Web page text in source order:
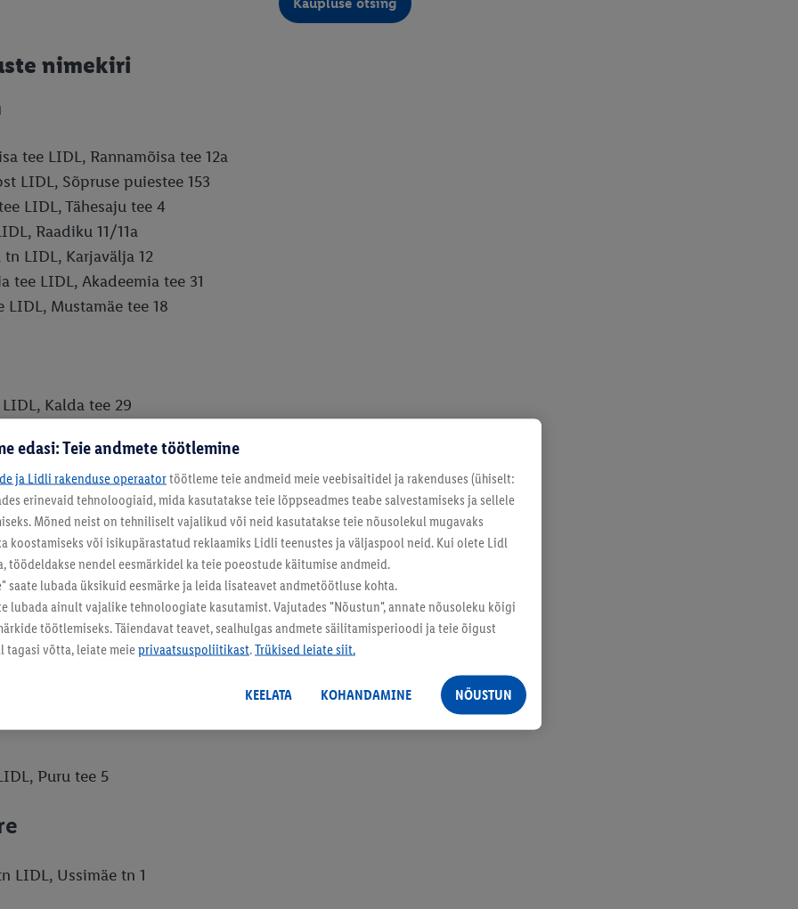
nimekiri
tee LIDL, Rannamõisa tee 12a
LIDL, Sõpruse puiestee 153
LIDL, Tähesaju tee 4
Raadiku 11/11a
tn LIDL, Karjavälja 12
tee LIDL, Akadeemia tee 31
LIDL, Mustamäe tee 18
Kalda tee 29
Optika tn 21, Räni alevik
Riia mnt 106
LIDL, Tallinna mnt 7
Puru tee 5
LIDL, Ussimäe tn 1
edasi: Teie andmete töötlemine
ja Lidli rakenduse operaatortöötleme teie andmeid meie veebisaitidel ja rakenduses (ühiselt:
erinevaid tehnoloogiaid, mida kasutatakse teie lõppseadmes teabe salvestamiseks ja sellele
Mõned neist on tehniliselt vajalikud või neid kasutatakse teie nõusolekul mugavaks
koostamiseks või isikupärastatud reklaamiks Lidli teenustes ja väljaspool neid. Kui olete Lidl
töödeldakse nendel eesmärkidel ka teie poeostude käitumise andmeid.
saate lubada üksikuid eesmärke ja leida lisateavet andmetöötluse kohta.
lubada ainult vajalike tehnoloogiate kasutamist. Vajutades "Nõustun", annate nõusoleku kõigi
töötlemiseks. Täiendavat teavet, sealhulgas andmete säilitamisperioodi ja teie õigust
tagasi võtta, leiate meieprivaatsuspoliitikast.Trükised leiate siit.
KEELATA KOHANDAMINE NÕUSTUN